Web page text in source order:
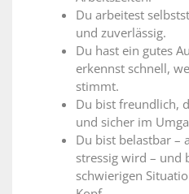
Du arbeitest
und zuverlässig.
Du hast ein gutes
erkennst schnell,
stimmt.
Du bist freundlich,
und sicher im
Du bist belastbar –
stressig wird – und
schwierigen